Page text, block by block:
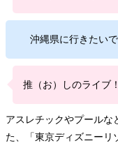
沖縄県に行きたいで
推（お）しのライブ
アスレチックやプールな
た、「東京ディズニーリ